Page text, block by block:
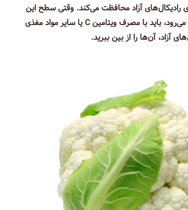
رادیکال‌های آزاد محافظت می‌کند. وقتی سطح این
مولکول‌ها در بدن بالا می‌رود، باید با مصرف ویتامین C یا سایر مواد مغذی
آزاد، آن‌ها را از بین ببرید.